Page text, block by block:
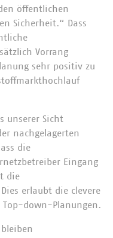
öffentlichen
Sicherheit.“ Dass
Vorrang
sehr positiv zu
unserer Sicht
nachgelagerten
die
Eingang
die
erlaubt die clevere
down-Planungen.